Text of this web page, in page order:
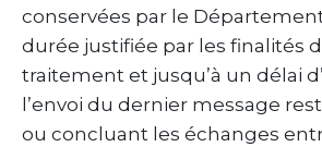
conservées par le
durée justifiée par les finalités
traitement et jusqu’à un délai
l’envoi du dernier message
ou concluant les échanges